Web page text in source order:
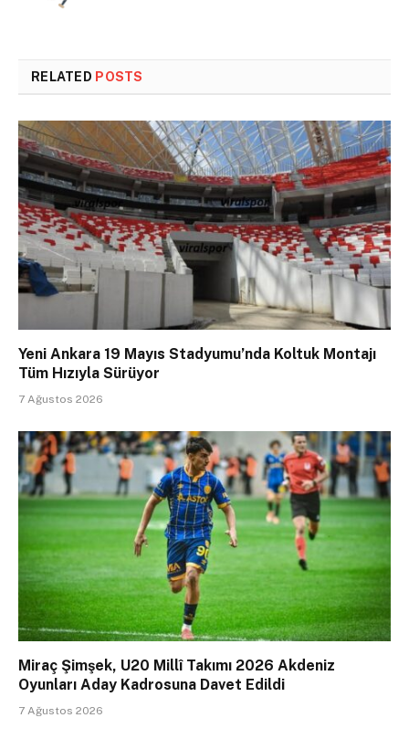
RELATED POSTS
Yeni Ankara 19 Mayıs Stadyumu’nda Koltuk Montajı
Tüm Hızıyla Sürüyor
7 Ağustos 2026
Miraç Şimşek, U20 Millî Takımı 2026 Akdeniz
Oyunları Aday Kadrosuna Davet Edildi
7 Ağustos 2026